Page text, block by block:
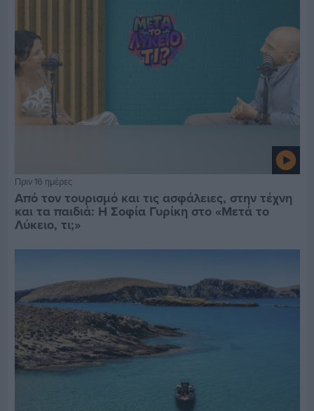
Πριν 16 ημέρες
Από τον τουρισμό και τις ασφάλειες, στην τέχνη
και τα παιδιά: Η Σοφία Γυρίκη στο «Μετά το
Λύκειο, τι;»